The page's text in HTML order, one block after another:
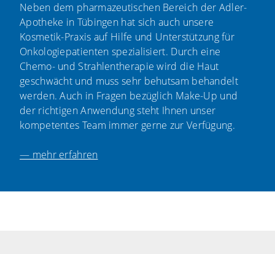
Neben dem pharmazeutischen Bereich der Adler-
Apotheke in Tübingen hat sich auch unsere
Kosmetik-Praxis auf Hilfe und Unterstützung für
Onkologiepatienten spezialisiert. Durch eine
Chemo- und Strahlentherapie wird die Haut
geschwächt und muss sehr behutsam behandelt
werden. Auch in Fragen bezüglich Make-Up und
der richtigen Anwendung steht Ihnen unser
kompetentes Team immer gerne zur Verfügung.
— mehr erfahren